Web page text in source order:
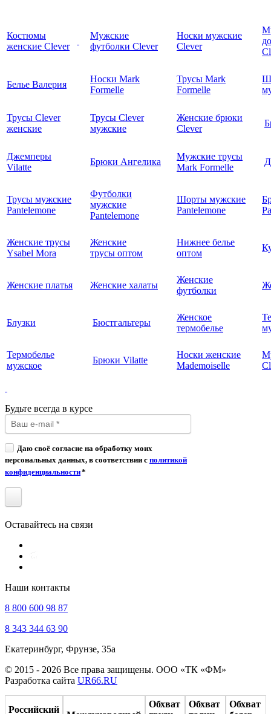
Костюмы
женские Clever
Мужские
футболки Clever
Носки мужские
Clever
Белье Валерия
Носки Mark
Formelle
Трусы Mark
Formelle
Трусы Clever
женские
Трусы Clever
мужские
Женские брюки
Clever
Джемперы
Vilatte
Брюки Ангелика
Мужские трусы
Mark Formelle
Трусы мужские
Pantelemone
Футболки
мужские
Pantelemone
Шорты мужские
Pantelemone
Женские трусы
Ysabel Mora
Женские
трусы оптом
Нижнее белье
оптом
Женские платья Женские халаты
Женские
футболки
Блузки Бюстгальтеры
Женское
термобелье
Термобелье
мужское
Брюки Vilatte
Носки женские
Mademoiselle
Будьте всегда в курсе
Даю своё согласие на обработку моих
персональных данных, в соответствии с политикой
конфиденциальности*
Оставайтесь на связи
Наши контакты
8 800 600 98 87
8 343 344 63 90
Екатеринбург, Фрунзе, 35а
© 2015 - 2026 Все права защищены. ООО «ТК «ФМ»
Разработка сайта UR66.RU
Российский
Обхват
Обхват
Обхват